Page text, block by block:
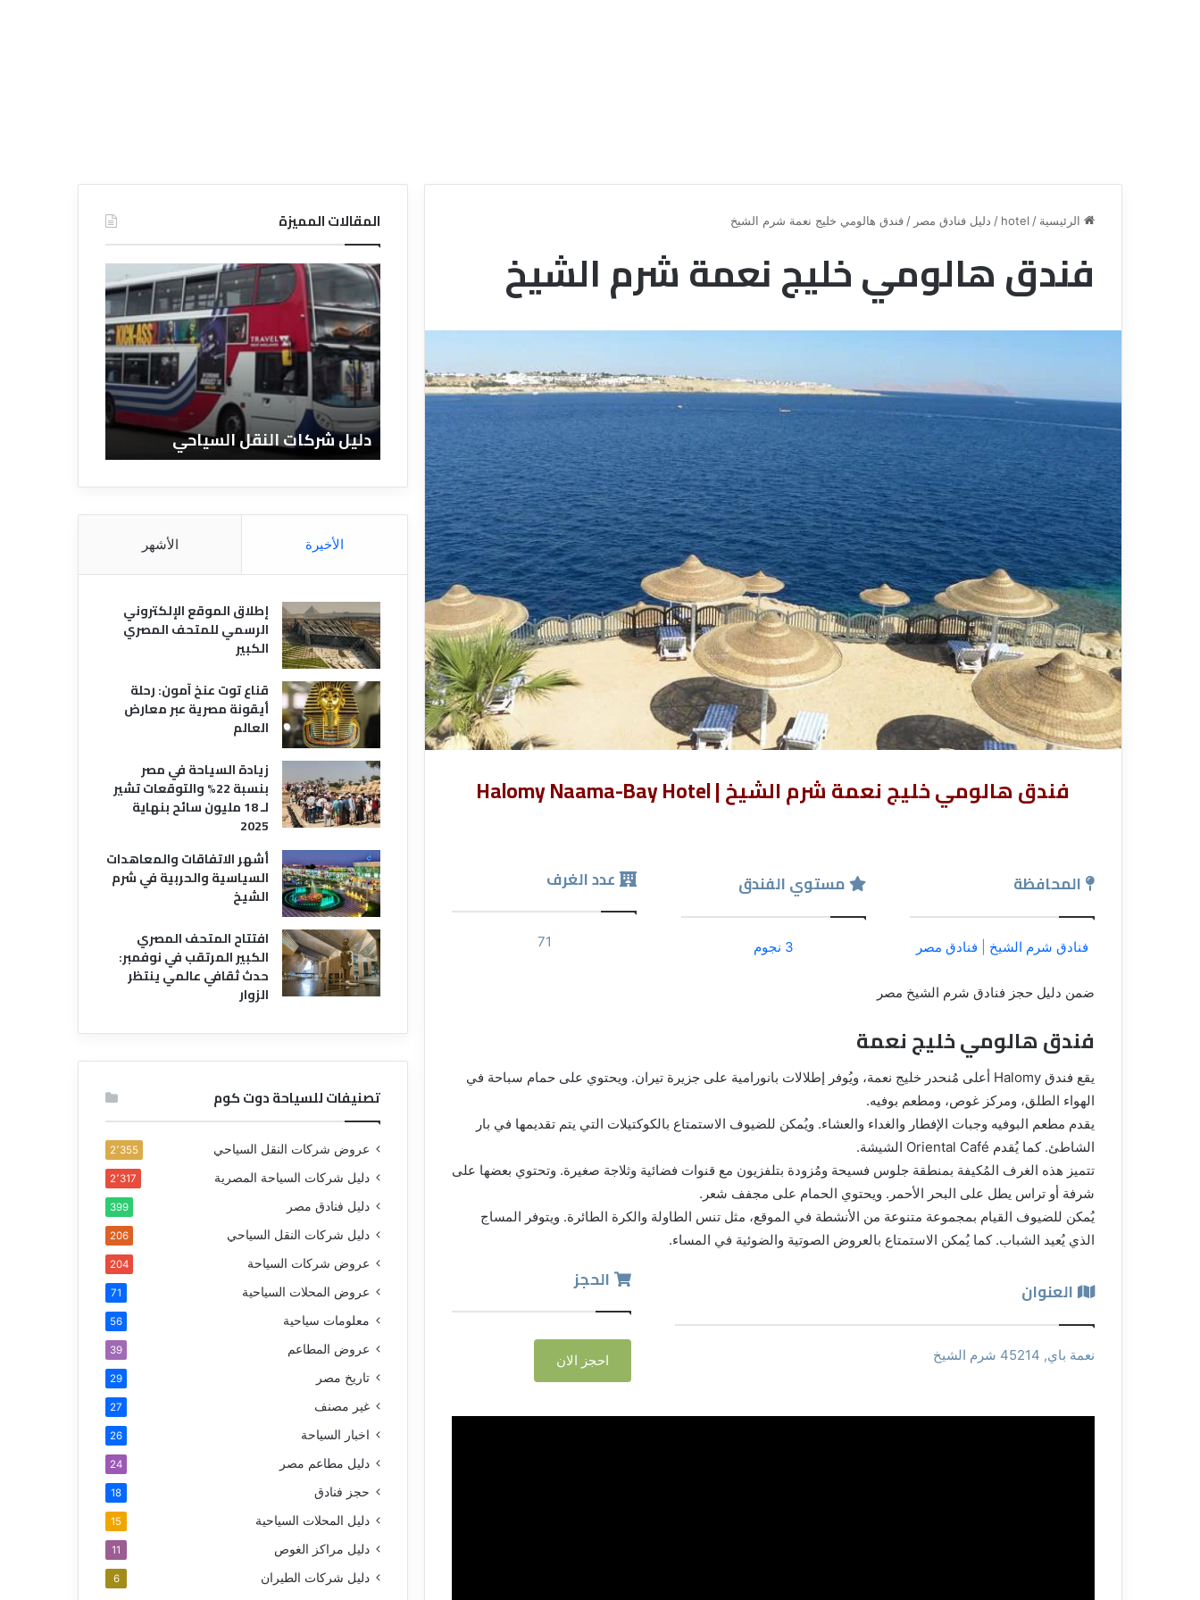
الرئيسية /
hotel
/ دليل فنادق مصر / فندق هالومي خليج نعمة شرم الشيخ
فندق هالومي خليج نعمة شرم الشيخ
فندق هالومي خليج نعمة شرم الشيخ | Halomy Naama-Bay Hotel
المحافظة
فنادق شرم الشيخ فنادق مصر
مستوي الفندق
3 نجوم
عدد الغرف
71
ضمن دليل حجز فنادق شرم الشيخ مصر
فندق هالومي خليج نعمة
يقع فندق Halomy أعلى مُنحدر خليج نعمة، ويُوفر إطلالات بانورامية على جزيرة تيران. ويحتوي على حمام سباحة في
الهواء الطلق، ومركز غوص، ومطعم بوفيه.
يقدم مطعم البوفيه وجبات الإفطار والغداء والعشاء. ويُمكن للضيوف الاستمتاع بالكوكتيلات التي يتم تقديمها في بار
الشاطئ. كما يُقدم Oriental Café الشيشة.
تتميز هذه الغرف المُكيفة بمنطقة جلوس فسيحة ومُزودة بتلفزيون مع قنوات فضائية وثلاجة صغيرة. وتحتوي بعضها على
شرفة أو تراس يطل على البحر الأحمر. ويحتوي الحمام على مجفف شعر.
يُمكن للضيوف القيام بمجموعة متنوعة من الأنشطة في الموقع، مثل تنس الطاولة والكرة الطائرة. ويتوفر المساج
الذي يُعيد الشباب. كما يُمكن الاستمتاع بالعروض الصوتية والضوئية في المساء.
العنوان
نعمة باي, 45214 شرم الشيخ
الحجز
احجز الان
المقالات المميزة
قناة للسياحة دوت كوم – عروض
ع
ر
ض
ك
ل
ن
ق
ل
ا
ل
س
ي
ا
ح
ي
عروض شركات النقل السياحي
د
ل
ل
ك
ا
ن
ق
ل
ا
ل
س
ي
ا
ح
ي
دليل شركات النقل السياحي
د
ل
ي
ل
ا
ل
ف
ن
ا
ق
م
ي
دليل الفنادق المصرية
ا
ا
الأخيرة الأشهر
إطلاق الموقع الإلكتروني
الرسمي للمتحف المصري
الكبير
قناع توت عنخ آمون: رحلة
أيقونة مصرية عبر معارض
العالم
زيادة السياحة في مصر
بنسبة 22% والتوقعات تشير
لـ 18 مليون سائح بنهاية
2025
أشهر الاتفاقات والمعاهدات
السياسية والحربية في شرم
الشيخ
افتتاح المتحف المصري
الكبير المرتقب في نوفمبر:
حدث ثقافي عالمي ينتظر
الزوار
تصنيفات للسياحة دوت كوم
عروض شركات النقل السياحي 2٬355
دليل شركات السياحة المصرية 2٬317
دليل فنادق مصر 399
دليل شركات النقل السياحي 206
عروض شركات السياحة 204
عروض المحلات السياحية 71
معلومات سياحية 56
عروض المطاعم 39
تاريخ مصر 29
غير مصنف 27
اخبار السياحة 26
دليل مطاعم مصر 24
حجز فنادق 18
دليل المحلات السياحية 15
دليل مراكز الغوص 11
دليل شركات الطيران 6